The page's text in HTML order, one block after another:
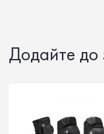
Додайте до